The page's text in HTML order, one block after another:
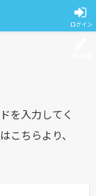
ログイン
を入力してく
こちらより、